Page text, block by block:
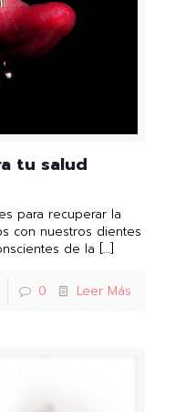
tu salud
para recuperar la
con nuestros dientes
de la […]
0 Leer Más